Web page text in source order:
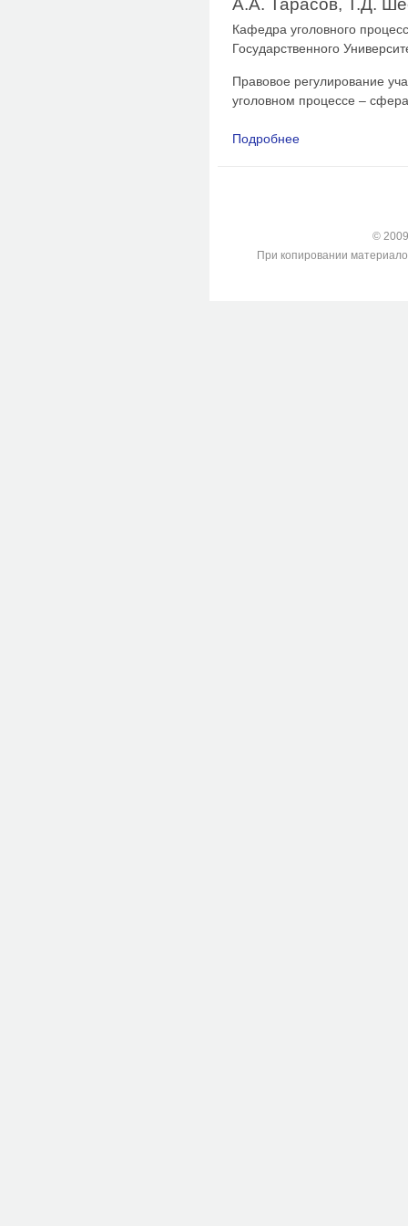
Кафедра уголовного
Государственного
Правовое регулирование
уголовном процессе –
Подробнее
©
При копировании